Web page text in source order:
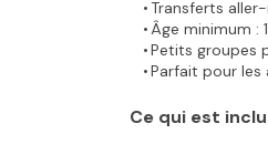
Transferts
Âge minimum :
Petits groupes
Parfait pour les
Ce qui est